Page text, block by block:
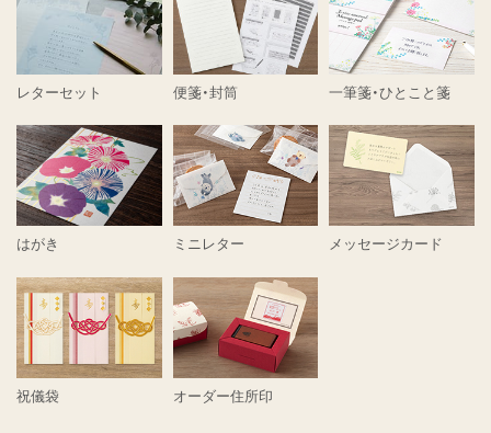
レターセット 便箋・封筒 一筆箋・ひとこと箋
はがき ミニレター メッセージカード
祝儀袋 オーダー住所印